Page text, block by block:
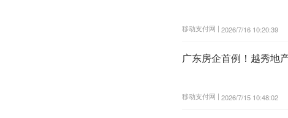
移动支付网 | 2026/7/16 10:20:39
广东房企首例！越秀地
移动支付网 | 2026/7/15 10:48:02